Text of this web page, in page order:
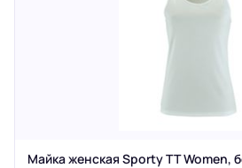
Майка женская Sporty TT Women,